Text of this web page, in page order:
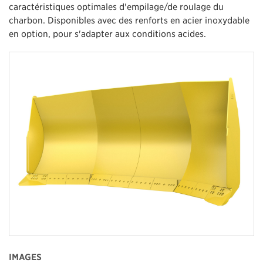
caractéristiques optimales d'empilage/de roulage du
charbon. Disponibles avec des renforts en acier inoxydable
en option, pour s'adapter aux conditions acides.
IMAGES